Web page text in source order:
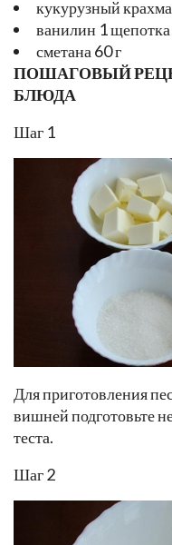
кукурузный
ванилин 1 щепотка
сметана 60 г
ПОШАГОВЫЙ
БЛЮДА
Шаг 1
Для приготовления
вишней подготовьте
теста.
Шаг 2